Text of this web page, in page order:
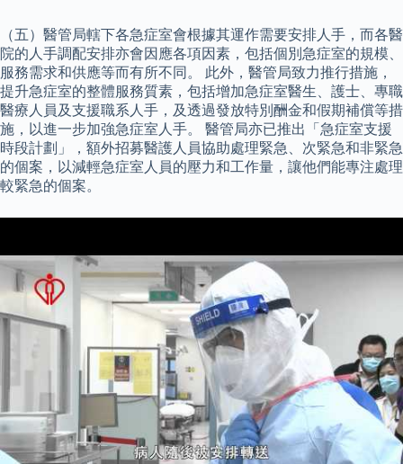
（五）醫管局轄下各急症室會根據其運作需要安排人手，而各醫
院的人手調配安排亦會因應各項因素，包括個別急症室的規模、
服務需求和供應等而有所不同。 此外，醫管局致力推行措施，
提升急症室的整體服務質素，包括增加急症室醫生、護士、專職
醫療人員及支援職系人手，及透過發放特別酬金和假期補償等措
施，以進一步加強急症室人手。 醫管局亦已推出「急症室支援
時段計劃」，額外招募醫護人員協助處理緊急、次緊急和非緊急
的個案，以減輕急症室人員的壓力和工作量，讓他們能專注處理
較緊急的個案。